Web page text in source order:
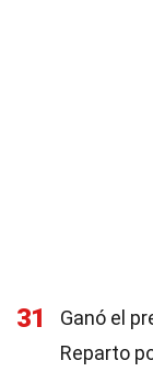
31
Ganó el
Reparto